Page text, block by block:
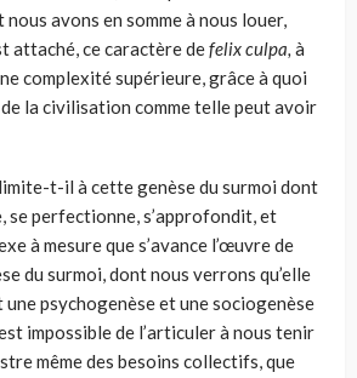
avons en somme à nous louer,
attaché, ce caractère defelix culpa, à
complexité supérieure, grâce à quoi
la civilisation comme telle peut avoir
t-il à cette genèse du surmoi dont
se perfectionne, s’approfondit, et
à mesure que s’avance l’œuvre de
du surmoi, dont nous verrons qu’elle
une psychogenèse et une socio­genèse
impossible de l’articuler à nous tenir
même des besoins collectifs, que